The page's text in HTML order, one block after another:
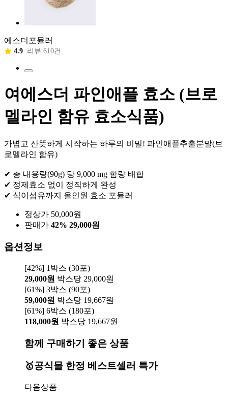
에스더포뮬러
4.9 리뷰 610건
여에스더 파인애플 효소 (브로
멜라인 함유 효소식품)
가볍고 산뜻하게 시작하는 하루의 비밀! 파인애플추출분말(브
로멜라인 함유)
✔ 총 내용량(90g) 당 9,000 mg 함량 배합
✔ 정제효소 없이 정직하게 완성
✔ 식이섬유까지 올인원 효소 포뮬러
정상가 50,000원
판매가 42% 29,000원
옵션정보
[42%] 1박스 (30포)
29,000원 박스당 29,000원
[61%] 3박스 (90포)
59,000원 박스당 19,667원
[61%] 6박스 (180포)
118,000원 박스당 19,667원
함께 구매하기 좋은 상품
🥇공식몰 한정 베스트셀러 특가
다음상품